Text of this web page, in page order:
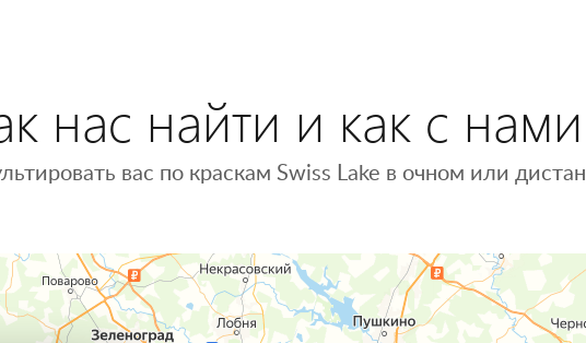
нас найти и как с нами
вас по краскам Swiss Lake в очном или